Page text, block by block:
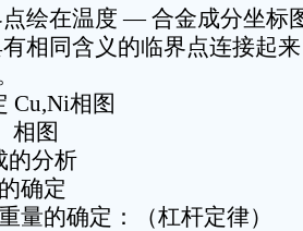
点绘在温度 — 合金成分坐标
有相同含义的临界点连接起
Cu,Ni相图
相图
的分析
确定
量的确定：（杠杆定律）